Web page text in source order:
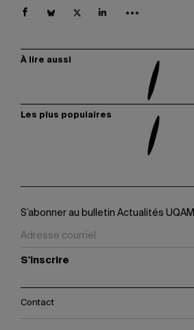
À lire aussi
Les plus populaires
S’abonner au bulletin Actualités UQAM
S'inscrire
Contact